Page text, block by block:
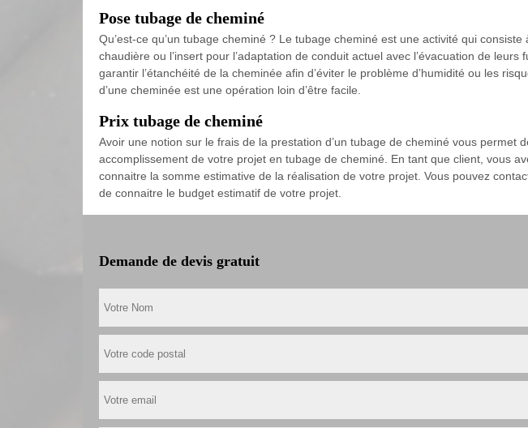
Pose tubage de cheminé
Qu’est-ce qu’un tubage cheminé ? Le tubage cheminé est une activité qui
chaudière ou l’insert pour l’adaptation de conduit actuel avec l’évacuation de
garantir l’étanchéité de la cheminée afin d’éviter le problème d’humidité ou les
d’une cheminée est une opération loin d’être facile.
Prix tubage de cheminé
Avoir une notion sur le frais de la prestation d’un tubage de cheminé vous
accomplissement de votre projet en tubage de cheminé. En tant que client, vous
connaitre la somme estimative de la réalisation de votre projet. Vous pouvez
de connaitre le budget estimatif de votre projet.
Demande de devis gratuit